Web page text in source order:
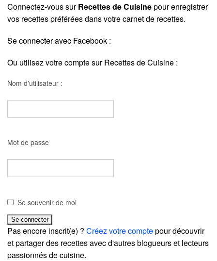
Connectez-vous surRecettes de Cuisinepour enregistrer
vos recettes préférées dans votre carnet de recettes.
Se connecter avec Facebook :
Ou utilisez votre compte sur Recettes de Cuisine :
Nom d'utilisateur :
Mot de passe
Se souvenir de moi
Pas encore inscrit(e) ? Créez votre comptepour découvrir
et partager des recettes avec d'autres blogueurs et lecteurs
passionnés de cuisine.